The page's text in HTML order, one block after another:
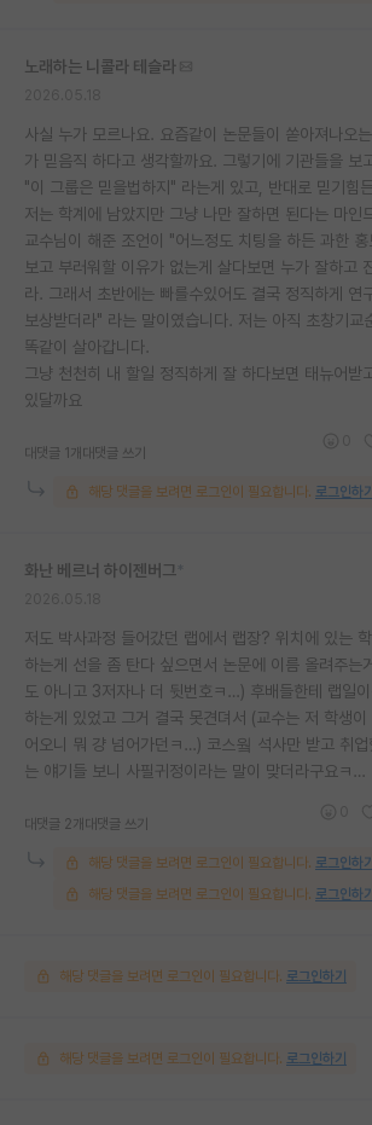
노래하는 니콜라 테슬라
사실 누가 모르나요. 요즘같이 논문들이 쏟아져나오
가 믿음직 하다고 생각할까요. 그렇기에 기관들을 보
"이 그룹은 믿을법하지" 라는게 있고, 반대로 믿기힘
저는 학계에 남았지만 그냥 나만 잘하면 된다는 마인
교수님이 해준 조언이 "어느정도 치팅을 하든 과한
보고 부러워할 이유가 없는게 살다보면 누가 잘하고
라. 그래서 초반에는 빠를수있어도 결국 정직하게 연
보상받더라" 라는 말이였습니다. 저는 아직 초창기교
똑같이 살아갑니다.
그냥 천천히 내 할일 정직하게 잘 하다보면 태뉴어받
있달까요
대댓글 1개 대댓글 쓰기
해당 댓글을 보려면 로그인이 필요합니다. 로그인하기
화난 베르너 하이젠버그
저도 박사과정 들어갔던 랩에서 랩장? 위치에 있는
하는게 선을 좀 탄다 싶으면서 논문에 이름 올려주는
도 아니고 3저자나 더 뒷번호ㅋ…) 후배들한테 랩일
하는게 있었고 그거 결국 못견뎌서 (교수는 저 학생
어오니 뭐 걍 넘어가던ㅋ…) 코스웤 석사만 받고 취업
는 얘기들 보니 사필귀정이라는 말이 맞더라구요ㅋ…
대댓글 2개 대댓글 쓰기
해당 댓글을 보려면 로그인이 필요합니다. 로그인하기
해당 댓글을 보려면 로그인이 필요합니다. 로그인하기
해당 댓글을 보려면 로그인이 필요합니다. 로그인하기
해당 댓글을 보려면 로그인이 필요합니다. 로그인하기